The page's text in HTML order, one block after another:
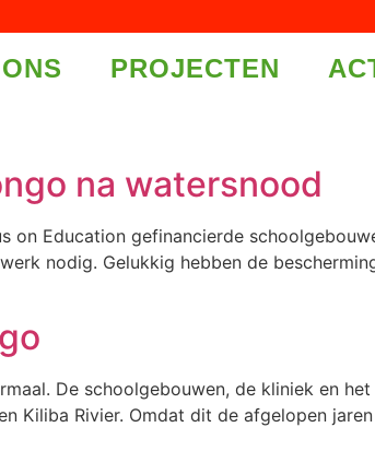
PROJECTEN
na watersnood
on Education gefinancierde
nodig. Gelukkig hebben de
De schoolgebouwen, de kliniek en
Kiliba Rivier. Omdat dit de afgelopen